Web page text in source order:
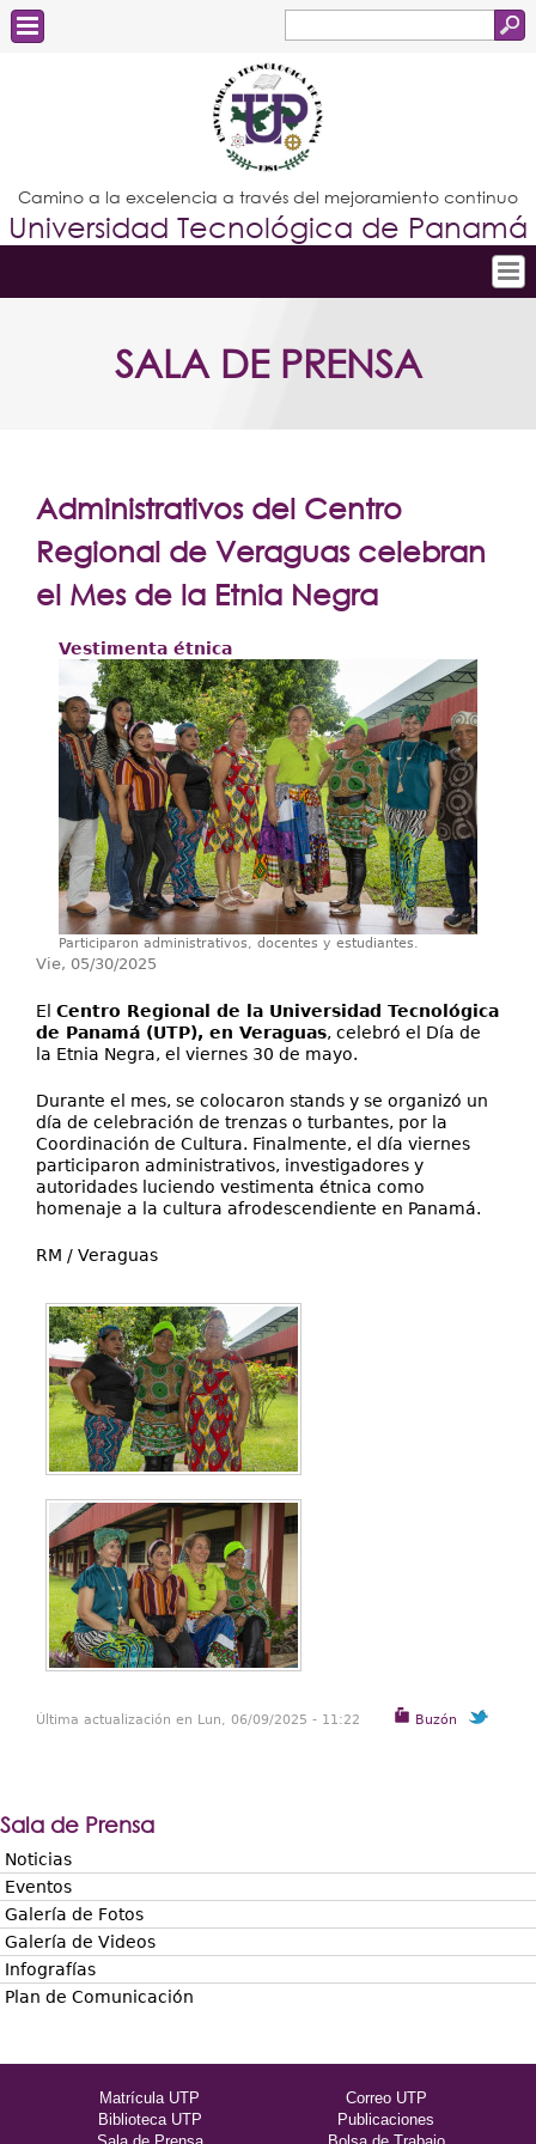
de
búsqueda
Estudiantes
Docentes
Administrativos
Graduados
Camino a la excelencia a través del mejoramiento continuo
Universidad Tecnológica de Panamá
Conoce la UTP
Postgrados
Extensión
Facultades
Servicios
Internacional
Transparencia
SALA DE PRENSA
Administrativos del Centro
Regional de Veraguas celebran
el Mes de la Etnia Negra
Vestimenta étnica
Participaron administrativos, docentes y estudiantes.
Vie, 05/30/2025
El Centro Regional de la Universidad Tecnológica
de Panamá (UTP), en Veraguas, celebró el Día de
la Etnia Negra, el viernes 30 de mayo.
Durante el mes, se colocaron stands y se organizó un
día de celebración de trenzas o turbantes, por la
Coordinación de Cultura. Finalmente, el día viernes
participaron administrativos, investigadores y
autoridades luciendo vestimenta étnica como
homenaje a la cultura afrodescendiente en Panamá.
RM / Veraguas
Buzón
Última actualización en Lun, 06/09/2025 - 11:22
Sala de Prensa
Noticias
Eventos
Galería de Fotos
Galería de Videos
Infografías
Plan de Comunicación
Matrícula UTP
Correo UTP
Biblioteca UTP
Publicaciones